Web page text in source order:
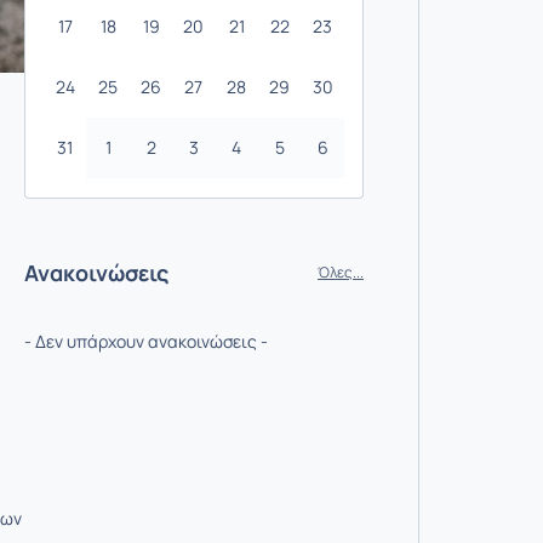
17 18 19 20 21 22 23
24 25 26 27 28 29 30
31 1 2 3 4 5 6
Ανακοινώσεις Όλες...
- Δεν υπάρχουν ανακοινώσεις -